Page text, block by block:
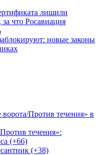
лишили
что Росавиация
новые законы
Против течения» в
течения»:
(+66)
(+38)